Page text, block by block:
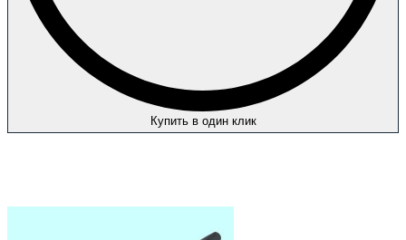
Купить в один клик